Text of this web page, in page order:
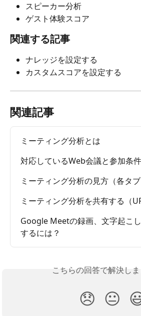
スピーカー分析
ゲスト体験スコア
関連する記事
ナレッジを設定する
カスタムスコアを設定する
関連記事
ミーティング分析とは
対応しているWeb会議と参加条件
ミーティング分析の見方（各タブ
ミーティング分析を共有する（
Google Meetの録画、文字起こ
するには？
こちらの回答で解決し
😞 😐